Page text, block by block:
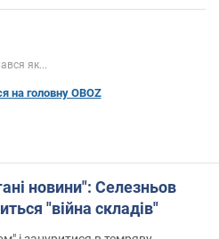
як...
на головну OBOZ
новини": Селезньов
"війна складів"